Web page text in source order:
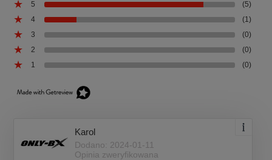
5
(5)
4
(1)
3
(0)
2
(0)
1
(0)
Karol
Dodano: 2024-01-11
Opinia zweryfikowana